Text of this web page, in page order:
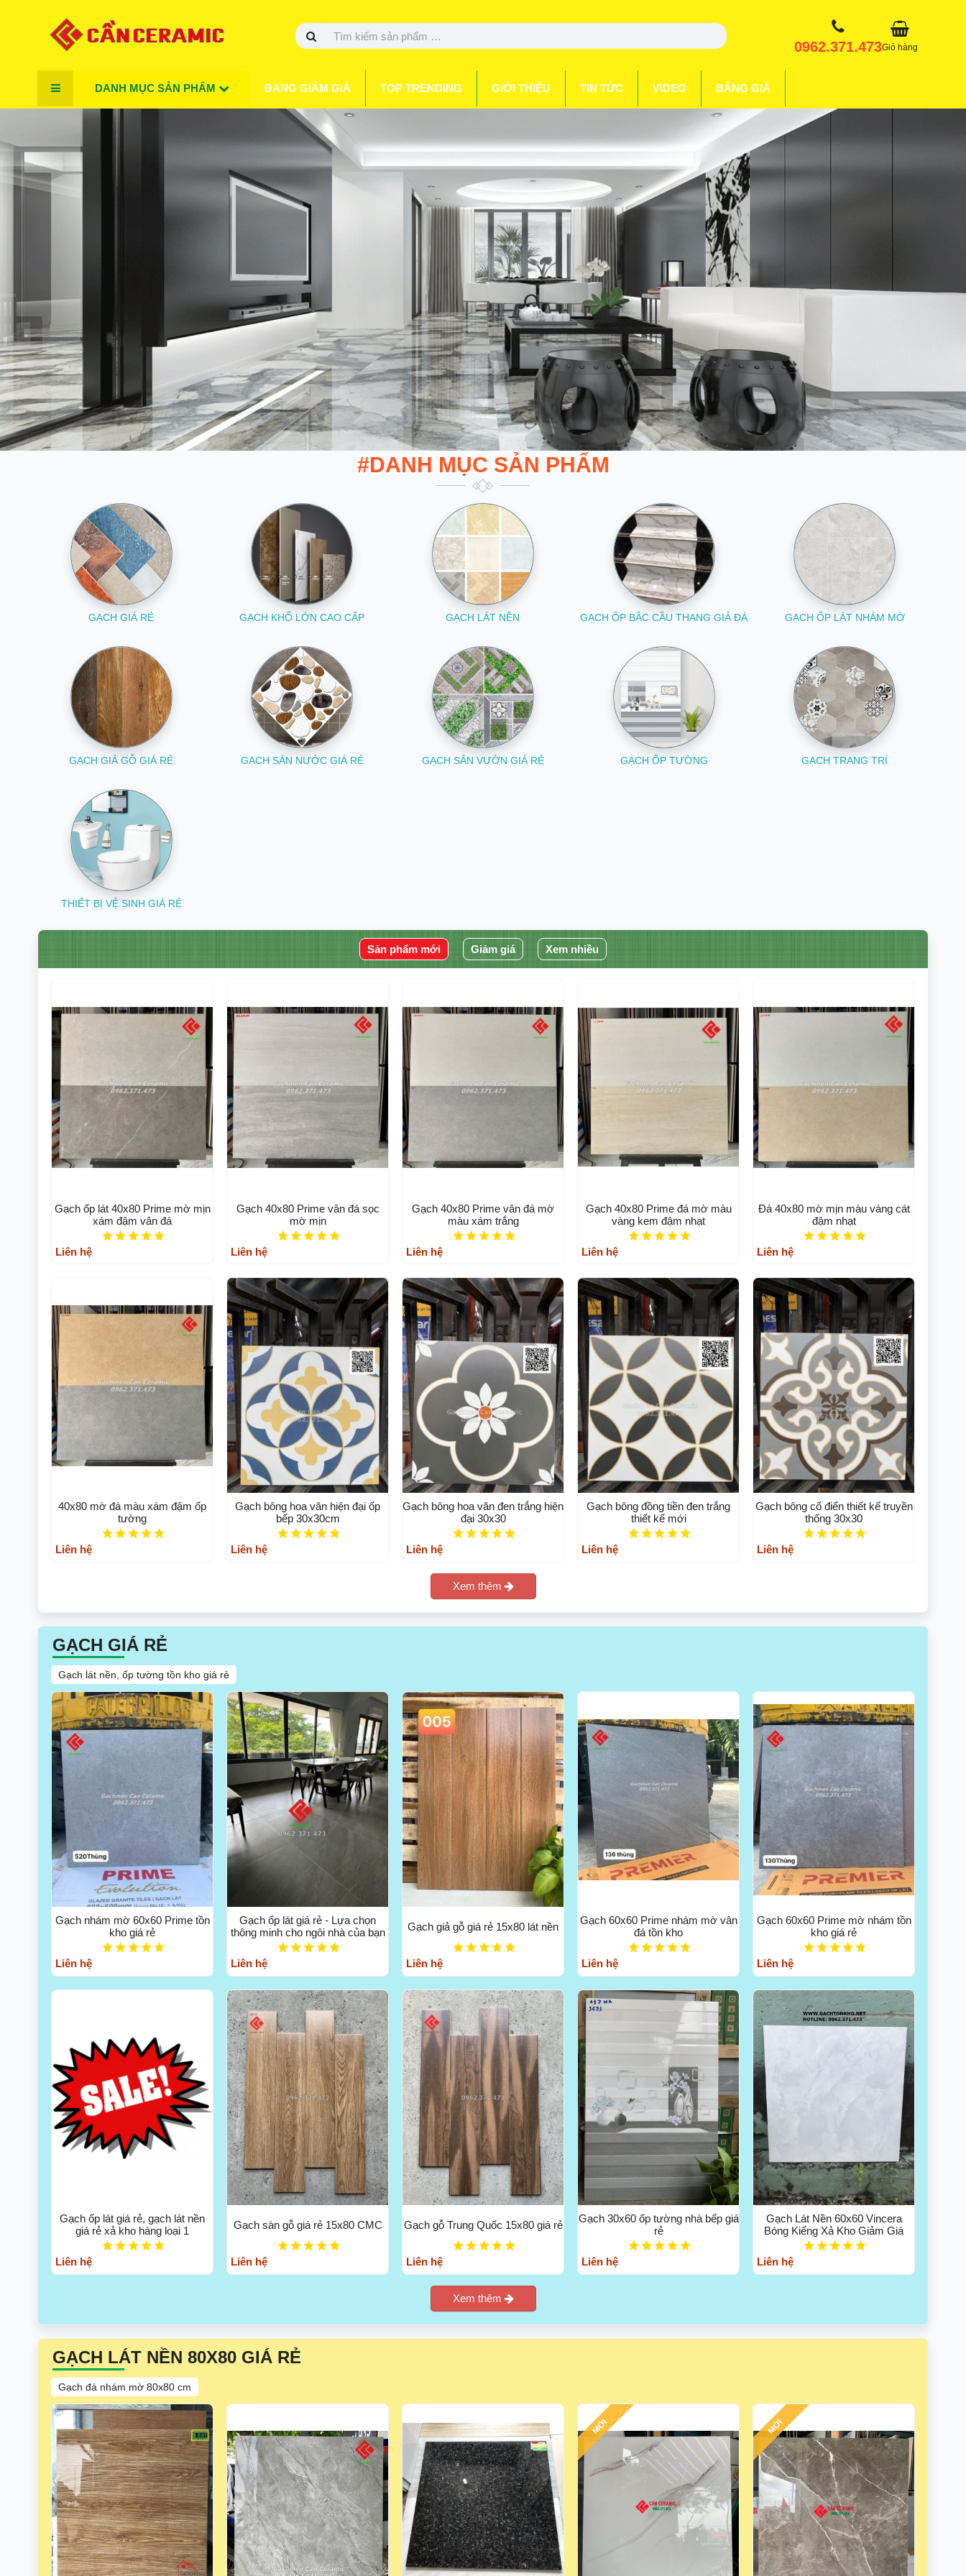
0962.371.473Giỏ hàng
DANH MỤC SẢN PHẨM ĐANG GIẢM GIÁ TOP TRENDING GIỚI THIỆU TIN TỨC VIDEO BẢNG GIÁ
#DANH MỤC SẢN PHẨM
GẠCH GIÁ RẺ GẠCH KHỔ LỚN CAO CẤP GẠCH LÁT NỀN GẠCH ỐP BẬC CẦU THANG GIẢ ĐÁ GẠCH ỐP LÁT NHÁM MỜ
GẠCH GIẢ GỖ GIÁ RẺ GẠCH SÀN NƯỚC GIÁ RẺ GẠCH SÂN VƯỜN GIÁ RẺ GẠCH ỐP TƯỜNG GẠCH TRANG TRÍ
THIẾT BỊ VỆ SINH GIÁ RẺ
Sản phẩm mới Giảm giá Xem nhiều
Gạch ốp lát 40x80 Prime mờ mịn
xám đậm vân đá
Liên hệ
Gạch 40x80 Prime vân đá sọc
mờ mịn
Liên hệ
Gạch 40x80 Prime vân đá mờ
màu xám trắng
Liên hệ
Gạch 40x80 Prime đá mờ màu
vàng kem đậm nhạt
Liên hệ
Đá 40x80 mờ mịn màu vàng cát
đậm nhạt
Liên hệ
40x80 mờ đá màu xám đậm ốp
tường
Liên hệ
Gạch bông hoa văn hiện đại ốp
bếp 30x30cm
Liên hệ
Gạch bông hoa văn đen trắng hiện
đại 30x30
Liên hệ
Gạch bông đồng tiền đen trắng
thiết kế mới
Liên hệ
Gạch bông cổ điển thiết kế truyền
thống 30x30
Liên hệ
Xem thêm
GẠCH GIÁ RẺ
Gạch lát nền, ốp tường tồn kho giá rẻ
Gạch nhám mờ 60x60 Prime tồn
kho giá rẻ
Liên hệ
Gạch ốp lát giá rẻ - Lựa chọn
thông minh cho ngôi nhà của bạn
Liên hệ
Gạch giả gỗ giá rẻ 15x80 lát nền
Liên hệ
Gạch 60x60 Prime nhám mờ vân
đá tồn kho
Liên hệ
Gạch 60x60 Prime mờ nhám tồn
kho giá rẻ
Liên hệ
Gạch ốp lát giá rẻ, gạch lát nền
giá rẻ xả kho hàng loại 1
Liên hệ
Gạch sàn gỗ giá rẻ 15x80 CMC
Liên hệ
Gạch gỗ Trung Quốc 15x80 giá rẻ
Liên hệ
Gạch 30x60 ốp tường nhà bếp giá
rẻ
Liên hệ
Gạch Lát Nền 60x60 Vincera
Bóng Kiếng Xả Kho Giảm Giá
Liên hệ
Xem thêm
GẠCH LÁT NỀN 80X80 GIÁ RẺ
Gạch đá nhám mờ 80x80 cm
MỚI MỚI